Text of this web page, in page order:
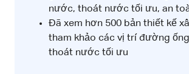
nước, thoát nước tối ưu, an
Đã xem hơn 500 bản thiết kế
tham khảo các vị trí đường
thoát nước tối ưu